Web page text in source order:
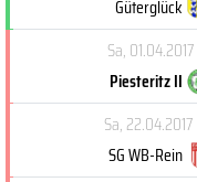
Güterglück
Sa, 01.04.2017
Piesteritz II
Sa, 22.04.2017
SG WB-Rein